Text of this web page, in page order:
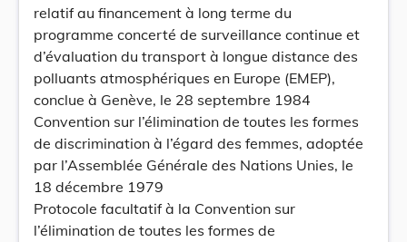
relatif au financement à long terme du
programme concerté de surveillance continue et
d’évaluation du transport à longue distance des
polluants atmosphériques en Europe (EMEP),
conclue à Genève, le 28 septembre 1984
Convention sur l’élimination de toutes les formes
de discrimination à l’égard des femmes, adoptée
par l’Assemblée Générale des Nations Unies, le
18 décembre 1979
Protocole facultatif à la Convention sur
l’élimination de toutes les formes de